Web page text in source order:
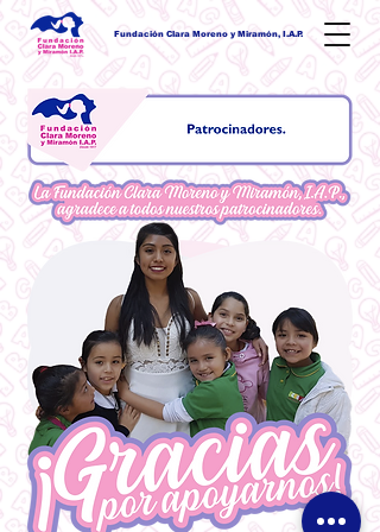
Fundación Clara Moreno y Miramón, I.A.P.